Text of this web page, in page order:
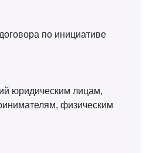
по инициативе
юридическим лицам,
физическим